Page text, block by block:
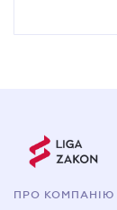
ПРО КОМПАНІЮ